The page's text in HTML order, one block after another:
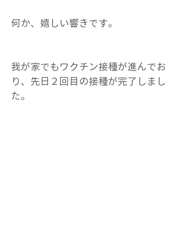
何か、嬉しい響きです。
我が家でもワクチン接種が進んでお
り、先日２回目の接種が完了しまし
た。